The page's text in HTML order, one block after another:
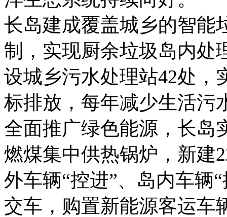
长岛建成覆盖城乡的智能
制，实现厨余垃圾岛内处
设城乡污水处理站42处，
标排放，每年减少生活污
全面推广绿色能源，长岛
燃煤集中供热锅炉，新建
外车辆“控进”、岛内车辆
交车，购置新能源客运车